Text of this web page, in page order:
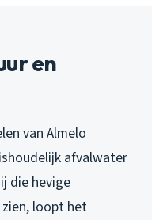
en
van Almelo
afvalwater
die hevige
loopt het